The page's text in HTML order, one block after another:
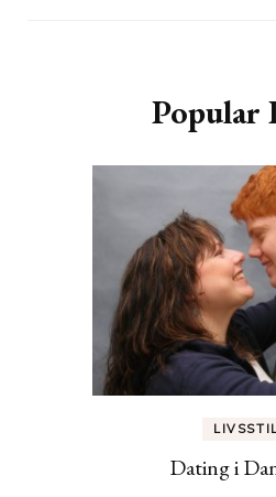
Popular
Dating i